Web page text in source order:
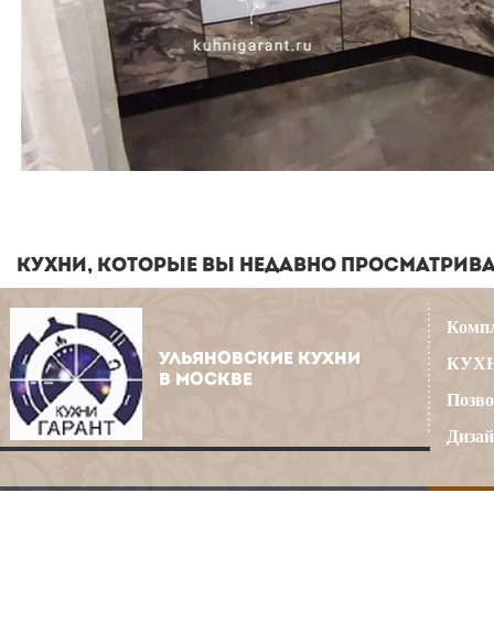
КУХНИ, КОТОРЫЕ ВЫ НЕДАВНО
УЛЬЯНОВСКИЕ КУХНИ
В МОСКВЕ